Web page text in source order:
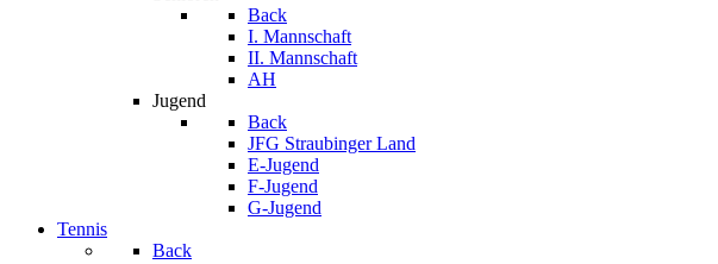
Back
I. Mannschaft
II. Mannschaft
AH
Jugend
Back
JFG Straubinger Land
E-Jugend
F-Jugend
G-Jugend
Tennis
Back